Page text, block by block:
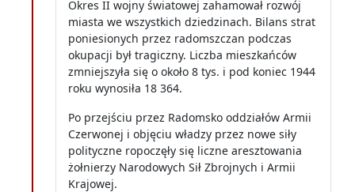
Okres II wojny światowej zahamował rozwój
miasta we wszystkich dziedzinach. Bilans strat
poniesionych przez radomszczan podczas
okupacji był tragiczny. Liczba mieszkańców
zmniejszyła się o około 8 tys. i pod koniec 1944
roku wynosiła 18 364.
Po przejściu przez Radomsko oddziałów Armii
Czerwonej i objęciu władzy przez nowe siły
polityczne ropoczęły się liczne aresztowania
żołnierzy Narodowych Sił Zbrojnych i Armii
Krajowej.